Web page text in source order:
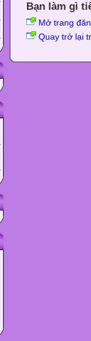
Bạn làm gì
Mở trang
Quay trở lại